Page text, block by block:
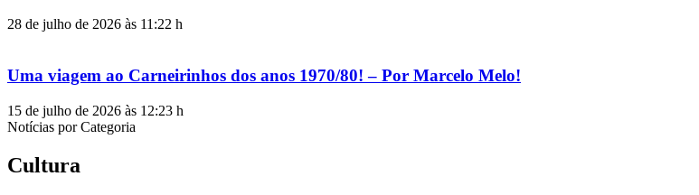
28 de julho de 2026 às 11:22 h
Uma viagem ao Carneirinhos dos anos 1970/80! – Por Marcelo Melo!
15 de julho de 2026 às 12:23 h
Notícias por Categoria
Cultura